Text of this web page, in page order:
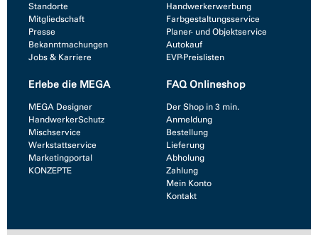
Standorte
Mitgliedschaft
Presse
Bekanntmachungen
Jobs & Karriere
Handwerkerwerbung
Farbgestaltungsservice
Planer- und Objektservice
Autokauf
EVP-Preislisten
Erlebe die MEGA
MEGA Designer
HandwerkerSchutz
Mischservice
Werkstattservice
Marketingportal
KONZEPTE
FAQ Onlineshop
Der Shop in 3 min.
Anmeldung
Bestellung
Lieferung
Abholung
Zahlung
Mein Konto
Kontakt